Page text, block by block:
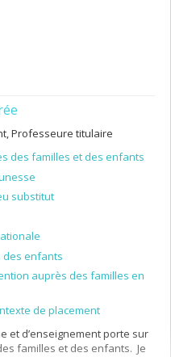
Professeure titulaire
des familles et des enfants
substitut
des enfants
auprès des familles en
de placement
et d’enseignement porte sur
familles et des enfants. Je